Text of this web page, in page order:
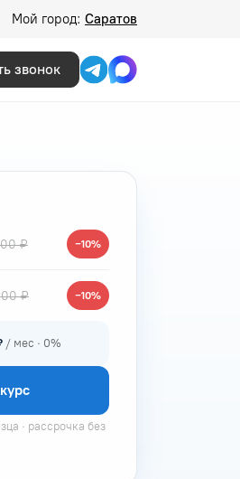
Мой город: Саратов
звонок
₽ −10%
₽ −10%
/ мес · 0%
· рассрочка без